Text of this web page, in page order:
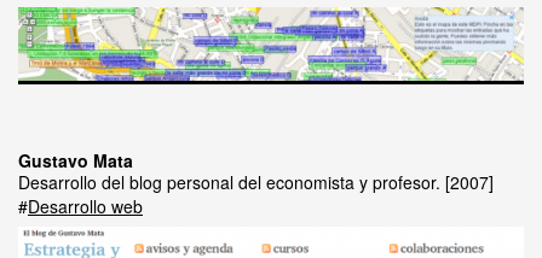
Gustavo Mata
Desarrollo del blog personal del economista y profesor. 2007
Desarrollo web